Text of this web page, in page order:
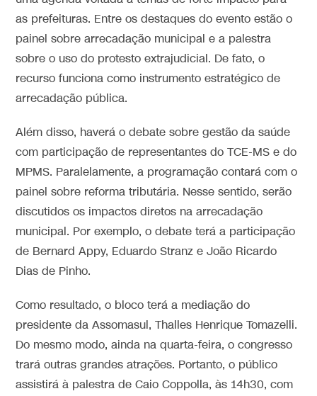
as prefeituras. Entre os destaques do evento estão o
painel sobre arrecadação municipal e a palestra
sobre o uso do protesto extrajudicial. De fato, o
recurso funciona como instrumento estratégico de
arrecadação pública.
Além disso, haverá o debate sobre gestão da saúde
com participação de representantes do TCE-MS e do
MPMS. Paralelamente, a programação contará com o
painel sobre reforma tributária. Nesse sentido, serão
discutidos os impactos diretos na arrecadação
municipal. Por exemplo, o debate terá a participação
de Bernard Appy, Eduardo Stranz e João Ricardo
Dias de Pinho.
Como resultado, o bloco terá a mediação do
presidente da Assomasul, Thalles Henrique Tomazelli.
Do mesmo modo, ainda na quarta-feira, o congresso
trará outras grandes atrações. Portanto, o público
assistirá à palestra de Caio Coppolla, às 14h30, com